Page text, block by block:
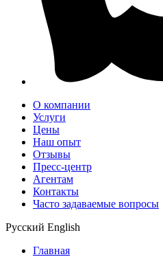
О компании
Услуги
Цены
Наш опыт
Отзывы
Пресс-центр
Агентам
Контакты
Часто задаваемые вопросы
Русский English
Главная